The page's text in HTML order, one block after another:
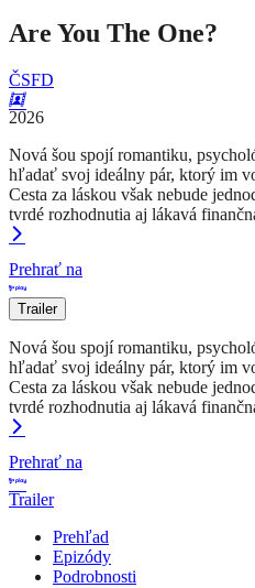
Are You The One?
ČSFD
2026
Nová šou spojí romantiku,
hľadať svoj ideálny pár, ktorý im
Cesta za láskou však nebude
tvrdé rozhodnutia aj lákavá
Prehrať na
Trailer
Nová šou spojí romantiku,
hľadať svoj ideálny pár, ktorý im
Cesta za láskou však nebude
tvrdé rozhodnutia aj lákavá
Prehrať na
Trailer
Prehľad
Epizódy
Podrobnosti